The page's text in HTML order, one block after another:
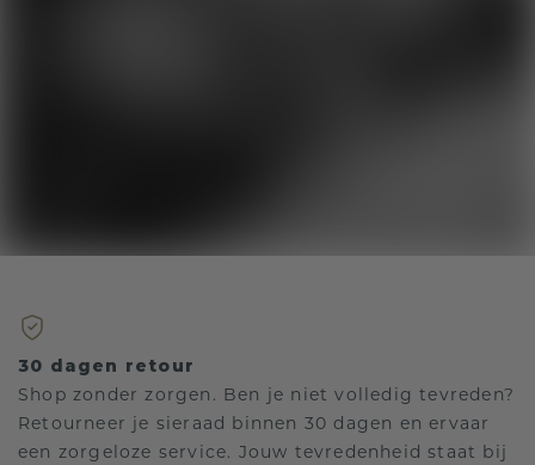
30 dagen retour
Shop zonder zorgen. Ben je niet volledig tevreden?
Retourneer je sieraad binnen 30 dagen en ervaar
een zorgeloze service. Jouw tevredenheid staat bij